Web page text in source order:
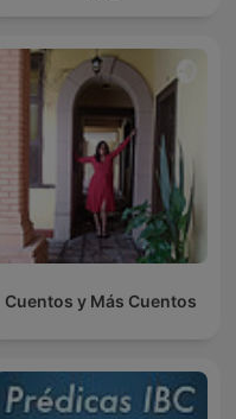
Cuentos y Más Cuentos